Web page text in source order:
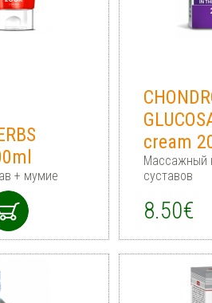
+ мумие
cream
Массажный
суставов
8.50€